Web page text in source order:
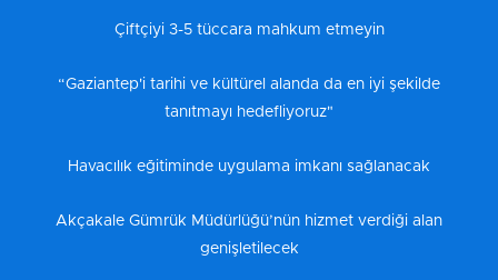
Çiftçiyi 3-5 tüccara mahkum etmeyin
“Gaziantep'i tarihi ve kültürel alanda da en iyi şekilde
tanıtmayı hedefliyoruz"
Havacılık eğitiminde uygulama imkanı sağlanacak
Akçakale Gümrük Müdürlüğü’nün hizmet verdiği alan
genişletilecek